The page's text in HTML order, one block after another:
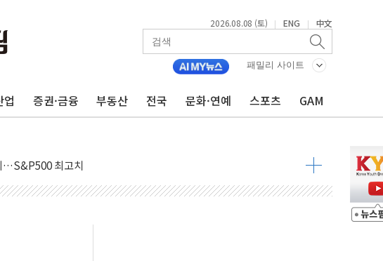
2026.08.08 (토) | ENG | 中文
패밀리 사이트
업 증권·금융 부동산 전국 문화·연예 스포츠 GAM
재역전 vs 정청래 격차 확대'
규제단체' 타진
의혹 소명" 요구
인상 가능성 낮아지며 상승… STOXX 600 지수는 나흘 연속 최고치
… 이스라엘·이란 위협에 맞설 자체 억지력 강화
다음 주"